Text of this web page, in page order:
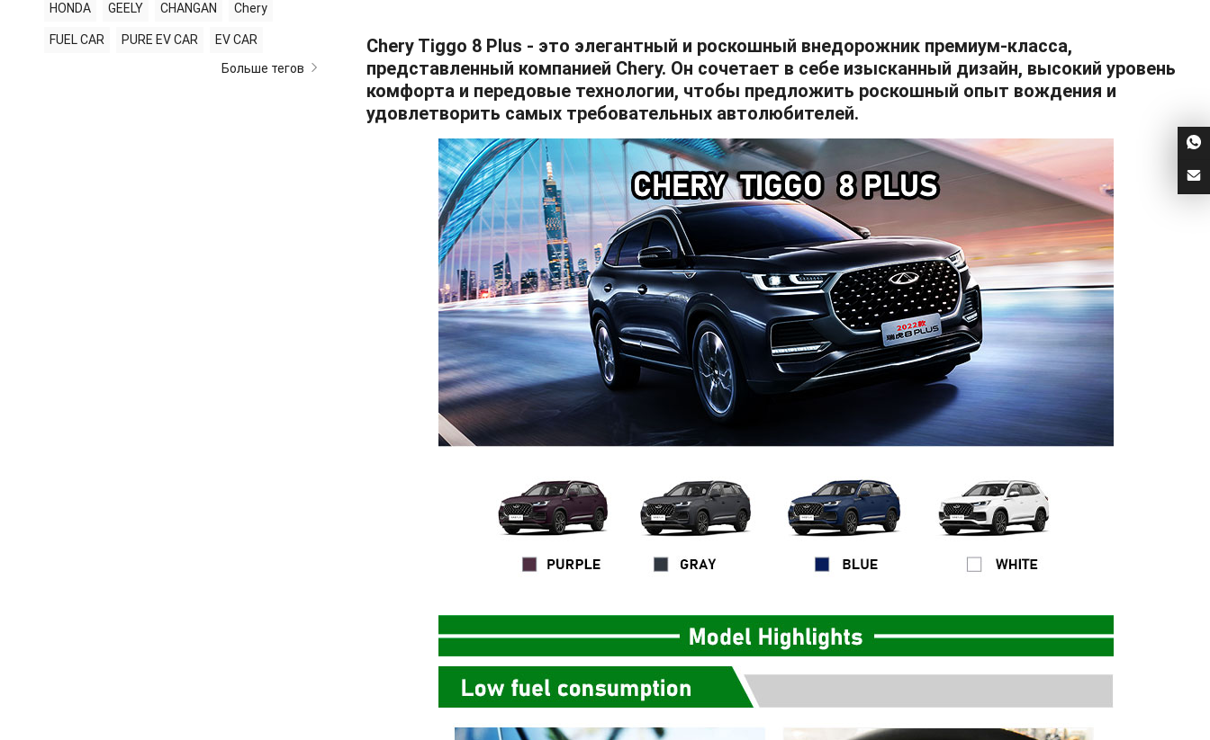
Chery Tiggo 8 Plus - это элегантный и роскошный внедорожник премиум-класса,
представленный компанией Chery. Он сочетает в себе изысканный дизайн, высокий уровень
комфорта и передовые технологии, чтобы предложить роскошный опыт вождения и
удовлетворить самых требовательных автолюбителей.
HONDA GEELY CHANGAN Chery
FUEL CAR PURE EV CAR
EV CAR
Больше тегов